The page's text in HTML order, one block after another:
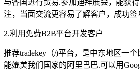
与各国进行贸易.参加迪拜展会，能获
注，当面交流更容易了解客户，成功签
2.利用免费B2B平台开发客户
推荐tradekey（/)平台，是中东地区一个
能媲美我们国家的阿里巴巴.可以用